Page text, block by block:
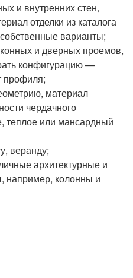
и внутренних стен,
отделки из каталога
варианты;
и дверных проемов,
конфигурацию —
профиля;
материал
чердачного
теплое или мансардный
веранду;
архитектурные и
например, колонны и